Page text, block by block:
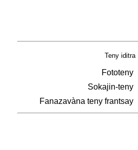
Teny iditra
Fototeny
Sokajin-teny
Fanazavàna teny frantsay